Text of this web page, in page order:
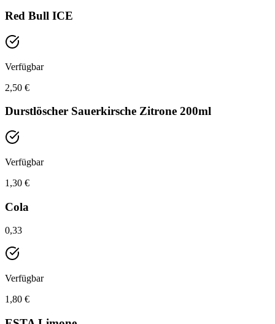
Red Bull ICE
Verfügbar
2,50 €
Durstlöscher Sauerkirsche Zitrone 200ml
Verfügbar
1,30 €
Cola
0,33
Verfügbar
1,80 €